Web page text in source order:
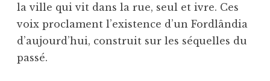
la ville qui vit dans la rue, seul et ivre. Ces
voix proclament l’existence d’un Fordlândia
d’aujourd’hui, construit sur les séquelles du
passé.